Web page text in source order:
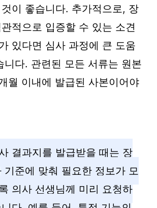
이 좋습니다. 추가적으로, 장
적으로 입증할 수 있는 소견
있다면 심사 과정에 큰 도움
니다. 관련된 모든 서류는 원본
월 이내에 발급된 사본이어야
결과지를 발급받을 때는 장
기준에 맞춰 필요한 정보가 모
의사 선생님께 미리 요청하